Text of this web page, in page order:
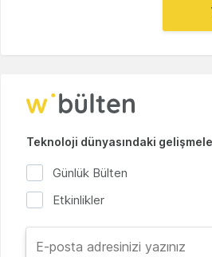
Teknoloji dünyasındaki
Günlük Bülten
Etkinlikler